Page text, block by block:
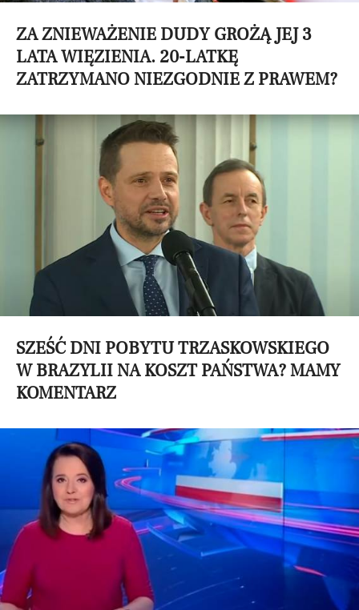
ZA ZNIEWAŻENIE DUDY GROŻĄ JEJ 3
LATA WIĘZIENIA. 20-LATKĘ
ZATRZYMANO NIEZGODNIE Z PRAWEM?
SZEŚĆ DNI POBYTU TRZASKOWSKIEGO
W BRAZYLII NA KOSZT PAŃSTWA? MAMY
KOMENTARZ